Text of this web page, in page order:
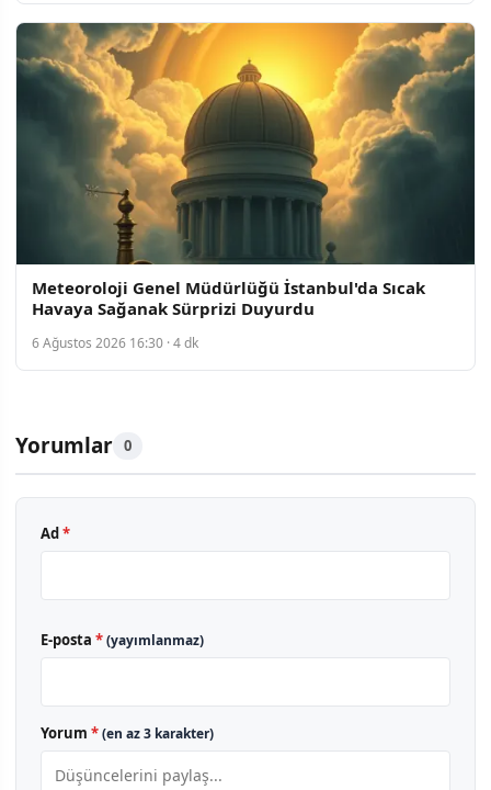
Meteoroloji Genel Müdürlüğü İstanbul'da Sıcak
Havaya Sağanak Sürprizi Duyurdu
6 Ağustos 2026 16:30 · 4 dk
Yorumlar 0
Ad*
E-posta *(yayımlanmaz)
Yorum *(en az 3 karakter)